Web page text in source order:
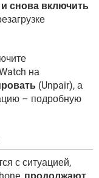
снова включить
на
(Unpair), а
– подробную
с ситуацией,
продолжают